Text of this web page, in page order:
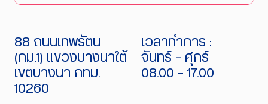
88 ถนนเทพรัตน
(กม.1) แขวงบางนาใต้
เขตบางนา กทม.
10260
เวลาทำการ :
จันทร์ - ศุกร์
08.00 - 17.00